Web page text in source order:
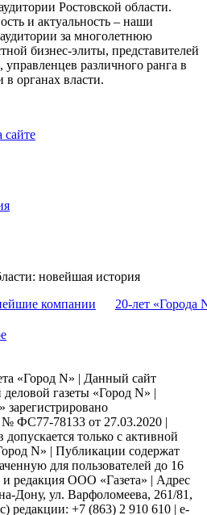
Ростовской области.
и актуальность – наши
за многолетнюю
бизнес-элиты, представителей
управленцев различного ранга в
органах власти.
сайте
новейшая история
компании 20-лет «Города
«Город N» | Данный сайт
деловой газеты «Город N» |
зарегистрировано
№ ФС77-78133 от 27.03.2020 |
только с активной
N» | Публикации содержат
для пользователей до 16
и редакция ООО «Газета» | Адрес
Дону, ул. Варфоломеева, 261/81,
редакции: +7 (863) 2 910 610 | e-